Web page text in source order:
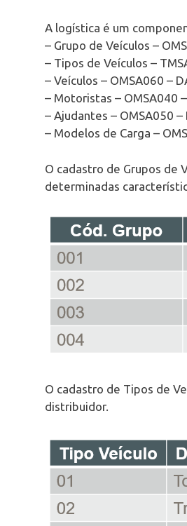
A logística é um
– Grupo de Veículos –
– Tipos de Veículos –
– Veículos – OMSA060 –
– Motoristas – OMSA040
– Ajudantes – OMSA050 –
– Modelos de Carga –
O cadastro de Grupos de
determinadas
O cadastro de Tipos de
distribuidor.